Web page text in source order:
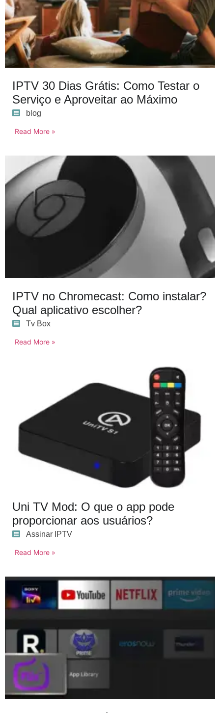
IPTV 30 Dias Grátis: Como Testar o
Serviço e Aproveitar ao Máximo
blog
Read More »
IPTV no Chromecast: Como instalar?
Qual aplicativo escolher?
Tv Box
Read More »
Uni TV Mod: O que o app pode
proporcionar aos usuários?
Assinar IPTV
Read More »